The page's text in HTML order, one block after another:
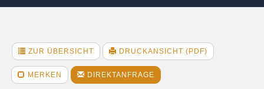
ZUR ÜBERSICHT DRUCKANSICHT (PDF)
MERKEN DIREKTANFRAGE